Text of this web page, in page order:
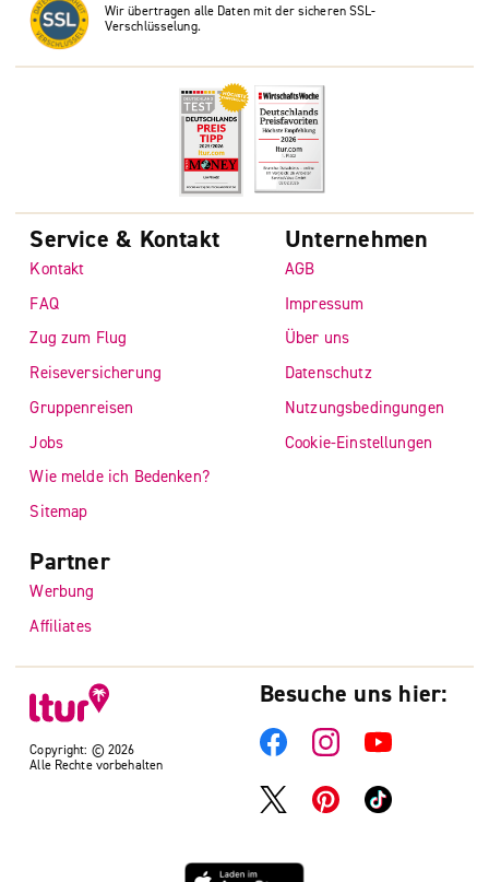
Wir übertragen alle Daten mit der sicheren SSL-
Verschlüsselung.
Copyright: © 2026
Alle Rechte vorbehalten
Service & Kontakt
Kontakt
FAQ
Zug zum Flug
Reiseversicherung
Gruppenreisen
Jobs
Wie melde ich Bedenken?
Sitemap
Unternehmen
AGB
Impressum
Über uns
Datenschutz
Nutzungsbedingungen
Cookie-Einstellungen
Partner
Werbung
Affiliates
Besuche uns hier: